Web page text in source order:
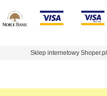
Sklep internetowy Shoper.pl